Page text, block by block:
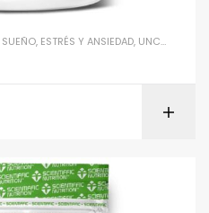
SUEÑO, ESTRÉS Y ANSIEDAD, UNCATEGORIZED